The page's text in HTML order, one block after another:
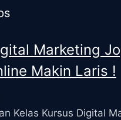
Marketing
Makin Laris !
Kelas Kursus Digital